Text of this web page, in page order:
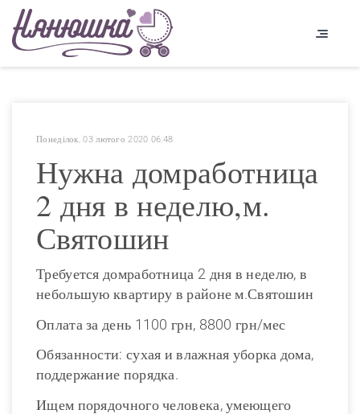
Понеділок, 03 лютого 2020 06:48
Нужна домработница
2 дня в неделю,м.
Святошин
Требуется домработница 2 дня в неделю, в
небольшую квартиру в районе м.Святошин
Оплата за день 1100 грн, 8800 грн/мес
Обязанности: сухая и влажная уборка дома,
поддержание порядка.
Ищем порядочного человека, умеющего